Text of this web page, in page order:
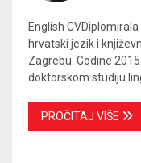
English
hrvatski jezik i
Zagrebu. Godine
doktorskom studiju
PROČITAJ VIŠE